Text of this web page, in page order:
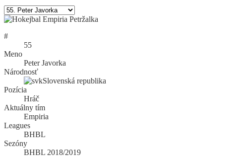
#
55
Meno
Peter Javorka
Národnosť
Slovenská republika
Pozícia
Hráč
Aktuálny tím
Empiria
Leagues
BHBL
Sezóny
BHBL 2018/2019